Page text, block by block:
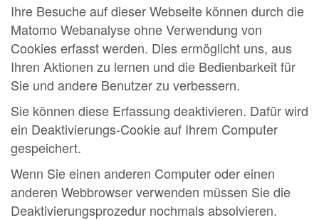
Ihre Besuche auf dieser Webseite können durch die
Matomo Webanalyse ohne Verwendung von
Cookies erfasst werden. Dies ermöglicht uns, aus
Ihren Aktionen zu lernen und die Bedienbarkeit für
Sie und andere Benutzer zu verbessern.
Sie können diese Erfassung deaktivieren. Dafür wird
ein Deaktivierungs-Cookie auf Ihrem Computer
gespeichert.
Wenn Sie einen anderen Computer oder einen
anderen Webbrowser verwenden müssen Sie die
Deaktivierungsprozedur nochmals absolvieren.